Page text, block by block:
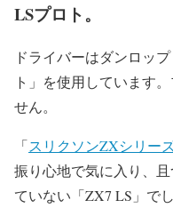
LSプロト。
ドライバーはダンロッ
ト」を使用しています
せん。
「スリクソンZXシリー
振り心地で気に入り、
ていない「ZX7 LS」でし